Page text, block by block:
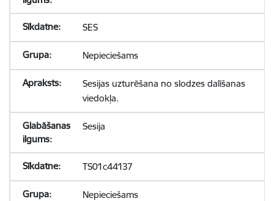
SES
Nepieciešams
Sesijas uzturēšana no slodzes dalīšanas
viedokļa.
Sesija
TS01c44137
Nepieciešams